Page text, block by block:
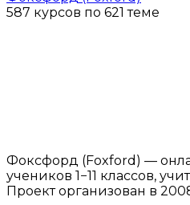
587 курсов по 621 теме
Фоксфорд (Foxford) —
учеников 1−11 классов,
Проект организован в